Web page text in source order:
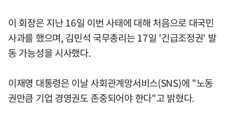
이 회장은 지난 16일 이번 사태에 대해 처음으로 대국민
사과를 했으며, 김민석 국무총리는 17일 '긴급조정권' 발
동 가능성을 시사했다.
이재명 대통령은 이날 사회관계망서비스(SNS)에 "노동
권만큼 기업 경영권도 존중되어야 한다"고 밝혔다.